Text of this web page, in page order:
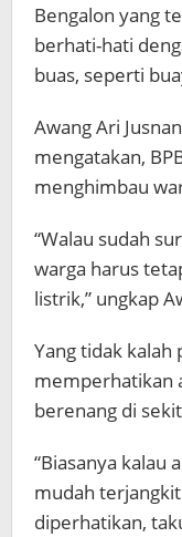
Bengalon yang
berhati-hati
buas, seperti
Awang Ari
mengatakan,
menghimbau
“Walau sudah
warga harus
listrik,” ungkap
Yang tidak
memperhatikan
berenang di
“Biasanya kalau
mudah
diperhatikan,